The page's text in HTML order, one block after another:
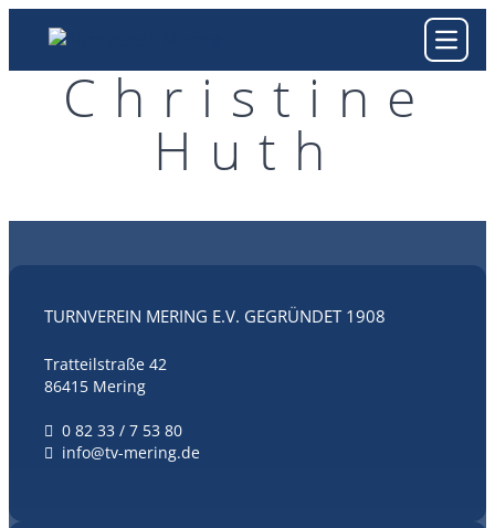
Open
Chris­ti­ne
Huth
TURNVEREIN MERING E.V. GEGRÜNDET 1908
Tratteilstraße 42
86415 Mering
0 82 33 / 7 53 80
info@tv-mering.de